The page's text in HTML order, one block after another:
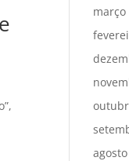
março